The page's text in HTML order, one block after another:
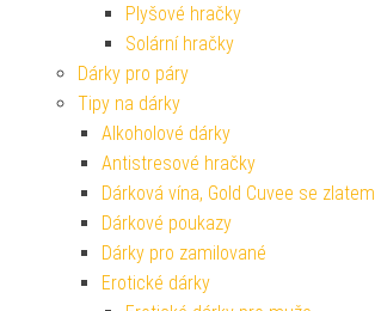
Plyšové hračky
Solární hračky
Dárky pro páry
Tipy na dárky
Alkoholové dárky
Antistresové hračky
Dárková vína, Gold Cuvee se zlatem
Dárkové poukazy
Dárky pro zamilované
Erotické dárky